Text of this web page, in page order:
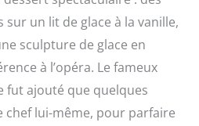
sur un lit de glace à la vanille,
sculpture de glace en
à l’opéra. Le fameux
fut ajouté que quelques
chef lui-même, pour parfaire